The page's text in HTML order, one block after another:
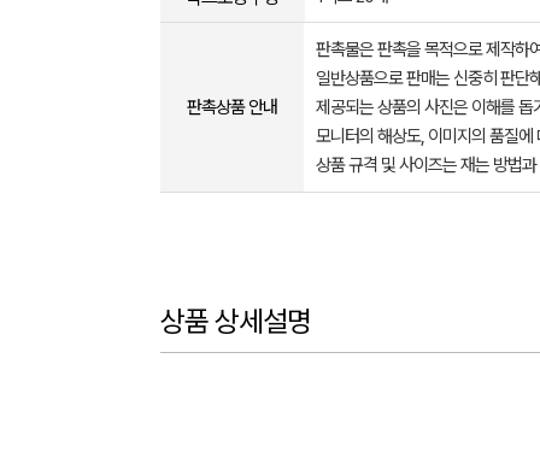
판촉상품 안내
판촉물은 판촉을 목적으로 제작하
일반상품으로 판매는 신중히 판단
제공되는 상품의 사진은 이해를
모니터의 해상도, 이미지의 품질
상품 규격 및 사이즈는 재는 방법
상품 상세설명